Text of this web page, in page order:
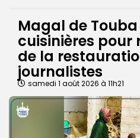
Magal de Touba
cuisinières pour
de la
journalistes
samedi 1 août 2026 à 11h21